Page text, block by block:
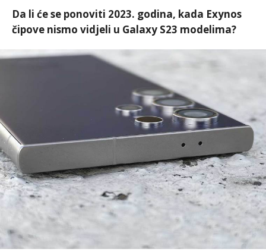
Da li će se ponoviti 2023. godina, kada Exynos
čipove nismo vidjeli u Galaxy S23 modelima?